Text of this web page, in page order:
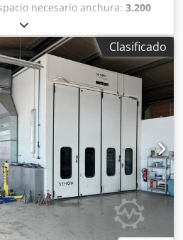
necesario anchura: 3.200
, peso total:170 kg, ancho
total:1.700 mm
, dimensión
, Carro de secado de gran
portador: para las
Los datos más importantes de
con cojinetes de bolas
una luz de 1,70 a 3,00 m.
compacto que permite
3. Gran distancia entre
la carga, incluso con un
Barra cuadrada vertical para
mínima. 5. Gran profundidad útil
de carga útil de 1.000 kg.
que facilitan su
Clasificado